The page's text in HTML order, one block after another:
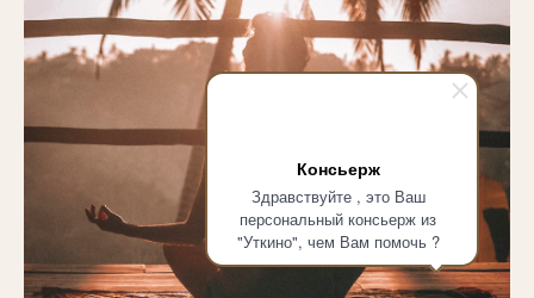
Консьерж
Здравствуйте , это Ваш
персональный консьерж из
"Уткино", чем Вам помочь ?